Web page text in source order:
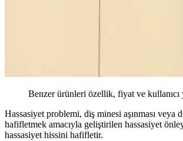
Benzer ürünleri özellik, fiyat ve kullanıcı
Hassasiyet problemi, diş minesi aşınması
hafifletmek amacıyla geliştirilen hassasiyet
hassasiyet hissini hafifletir.